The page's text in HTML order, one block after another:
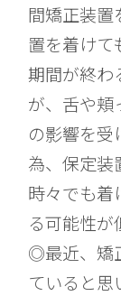
間矯正装置
置を着けて
期間が終わ
が、舌や頬
の影響を受
為、保定装
時々でも着
る可能性が
◎最近、矯
ていると思